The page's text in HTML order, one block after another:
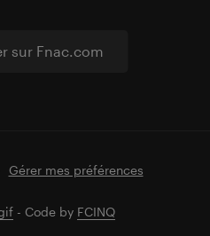
sur Fnac.com
Gérer mes préférences
- Code by FCINQ